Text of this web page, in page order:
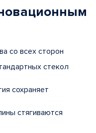
со всех сторон
стекол
сохраняет
стягиваются